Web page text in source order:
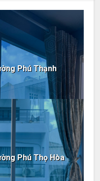
Phú Thạnh
Phú Thọ Hòa